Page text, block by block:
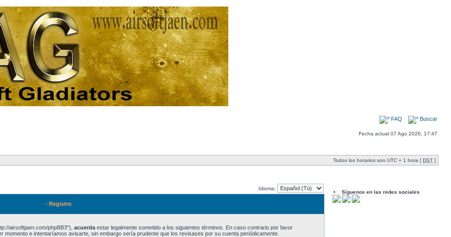
FAQ Buscar
Fecha actual 07 Ago 2026, 17:47
Todos los horarios son UTC + 1 hora [ DST ]
Idioma:
- Registro
airsoftjaen.com/phpBB3"), acuerdaestar legalmente sometido a los siguientes términos. En caso contrario por favor
e intentaríamos avisarte, sin embargo sería prudente que los revisases por su cuenta periódicamente.
Síguenos en las redes sociales